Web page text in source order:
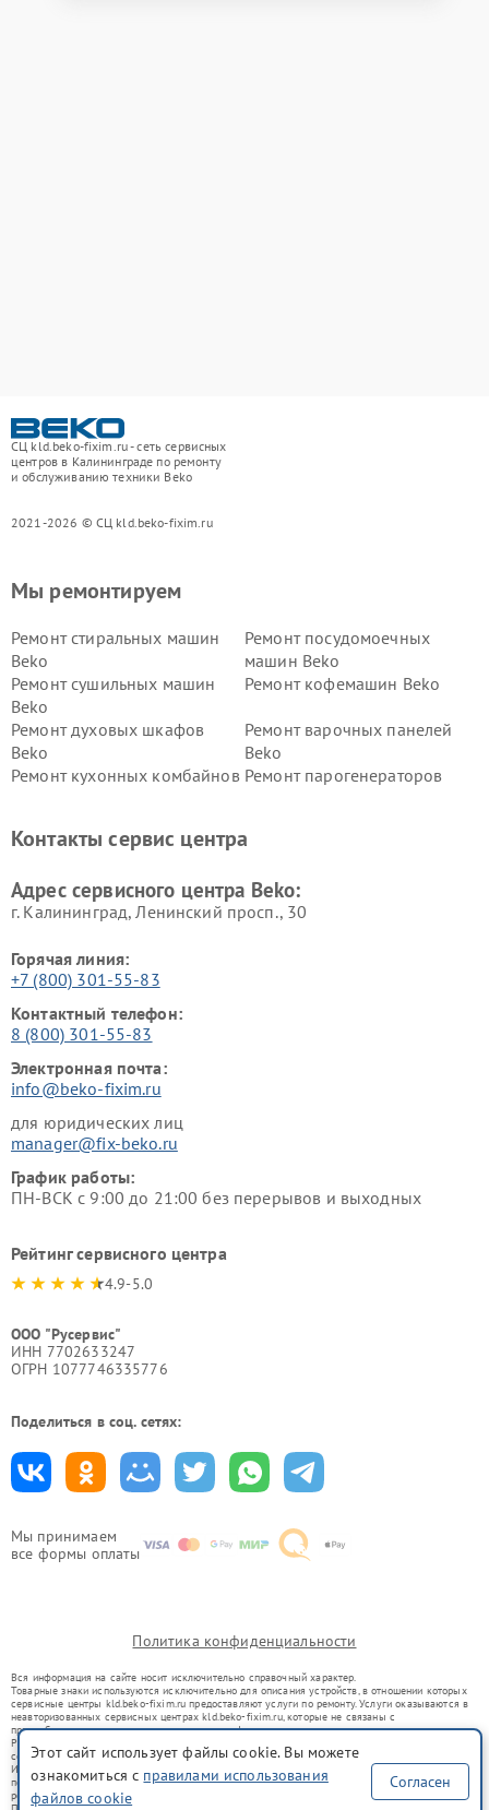
СЦ kld.beko-fixim.ru - сеть сервисных
центров в Калининграде по ремонту
и обслуживанию техники Beko
2021-2026 © СЦ kld.beko-fixim.ru
Мы принимаем
все формы оплаты
Мы ремонтируем
Ремонт стиральных машин
Beko
Ремонт посудомоечных
машин Beko
Ремонт сушильных машин
Beko
Ремонт кофемашин Beko
Ремонт духовых шкафов
Beko
Ремонт варочных панелей
Beko
Ремонт кухонных комбайнов Ремонт парогенераторов
Ремонт холодильников Beko Ремонт морозильных камер
Контакты сервис центра
Адрес сервисного центра Beko:
г. Калининград, Ленинский просп., 30
Горячая линия:
+7 (800) 301-55-83
Контактный телефон:
8 (800) 301-55-83
Электронная почта:
info@beko-fixim.ru
для юридических лиц
manager@fix-beko.ru
График работы:
ПН-ВСК с 9:00 до 21:00 без перерывов и выходных
Рейтинг сервисного центра
4.9-5.0
ООО "Русервис"
ИНН 7702633247
ОГРН 1077746335776
Поделиться в соц. сетях:
Политика конфиденциальности
Вся информация на сайте носит исключительно справочный характер.
Товарные знаки используются исключительно для описания устройств, в отношении которых
сервисные центры kld.beko-fixim.ru предоставляют услуги по ремонту. Услуги оказываются в
неавторизованных сервисных центрах kld.beko-fixim.ru, которые не связаны с
правообладателями товарных знаков или их официальными представителями.
Ремонт осуществляется для устройств, уже введенных в гражданский оборот в соответствии
со статьей 1487 ГК РФ.
Использование товарных знаков не преследует цели индивидуализации услуг или введения
потребителей в заблуждение, а служит для информирования о предоставляемых услугах по
ремонту техники указанных брендов.
Этот сайт использует файлы cookie. Вы можете
ознакомиться с правилами использования
файлов cookie
Согласен